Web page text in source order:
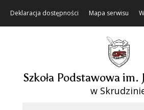
Deklaracja dostępności Mapa serwisu
Szkoła Podstawowa im.
w